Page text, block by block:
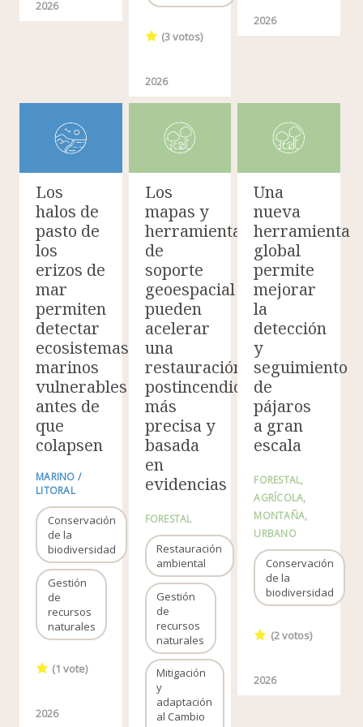
2026
(3votos)
2026
2026
Los
halos de
pasto de
los
erizos de
mar
permiten
detectar
ecosistemas
marinos
vulnerables
antes de
que
colapsen
MARINO /
LITORAL
Conservación
de la
biodiversidad
Gestión
de
recursos
naturales
(1 vote)
2026
Los
mapas y
herramientas
de
soporte
geoespacial
pueden
acelerar
una
restauración
postincendio
más
precisa y
basada
en
evidencias
FORESTAL
Restauración
ambiental
Gestión
de
recursos
naturales
Mitigación
y
adaptación
al Cambio
Una
nueva
herramienta
global
permite
mejorar
la
detección
y
seguimiento
de
pájaros
a gran
escala
FORESTAL
AGRÍCOLA
MONTAÑA
URBANO
Conservación
de la
biodiversidad
(2votos)
2026